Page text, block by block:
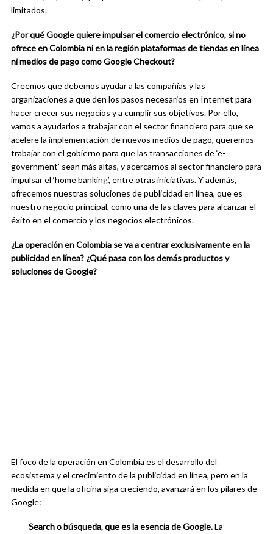
limitados.
¿Por qué Google quiere impulsar el comercio electrónico, si no
ofrece en Colombia ni en la región plataformas de tiendas en línea
ni medios de pago como Google Checkout?
Creemos que debemos ayudar a las compañías y las
organizaciones a que den los pasos necesarios en Internet para
hacer crecer sus negocios y a cumplir sus objetivos. Por ello,
vamos a ayudarlos a trabajar con el sector financiero para que se
acelere la implementación de nuevos medios de pago, queremos
trabajar con el gobierno para que las transacciones de ‘e-
government’ sean más altas, y acercarnos al sector financiero para
impulsar el ‘home banking’, entre otras iniciativas. Y además,
ofrecemos nuestras soluciones de publicidad en línea, que es
nuestro negocio principal, como una de las claves para alcanzar el
éxito en el comercio y los negocios electrónicos.
¿La operación en Colombia se va a centrar exclusivamente en la
publicidad en línea? ¿Qué pasa con los demás productos y
soluciones de Google?
El foco de la operación en Colombia es el desarrollo del
ecosistema y el crecimiento de la publicidad en línea, pero en la
medida en que la oficina siga creciendo, avanzará en los pilares de
Google:
– Search o búsqueda, que es la esencia de Google.La